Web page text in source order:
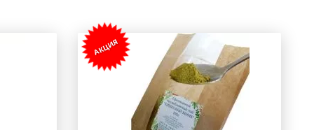
АКЦИЯ